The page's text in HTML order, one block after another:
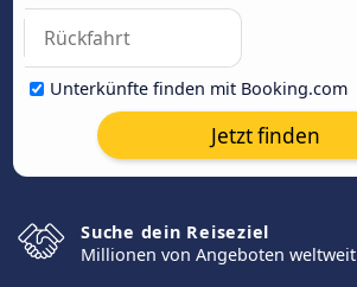
Unterkünfte finden mit Booking.com
Jetzt finden
Suche dein Reiseziel
Millionen von Angeboten weltweit